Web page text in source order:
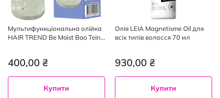
Мультифункціональна олійка
HAIR TREND Be Moist Bao Tein
400,00 ₴
Купити
Олія LEIA Magnetisme Oil для
всіх типів волосся 70 мл
930,00 ₴
Купити